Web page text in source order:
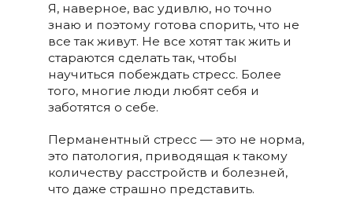
Я, наверное, вас удивлю, но точно
знаю и поэтому готова спорить, что не
все так живут. Не все хотят так жить и
стараются сделать так, чтобы
научиться побеждать стресс. Более
того, многие люди любят себя и
заботятся о себе.
Перманентный стресс — это не норма,
это патология, приводящая к такому
количеству расстройств и болезней,
что даже страшно представить.